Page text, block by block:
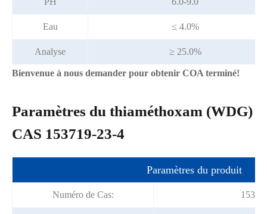
Eau ≤ 4.0%
Analyse ≥ 25.0%
Bienvenue à nous demander pour obtenir COA terminé!
Paramètres du thiaméthoxam (WDG)
CAS 153719-23-4
Paramètres du produit
Numéro de Cas: